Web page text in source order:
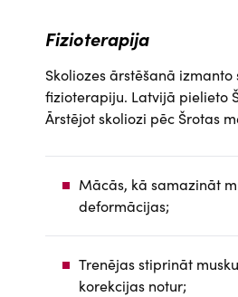
Fizioterapija
Skoliozes ārstēšanā izmanto
fizioterapiju. Latvijā pielieto
Ārstējot skoliozi pēc Šrotas
Mācās, kā samazināt
deformācijas;
Trenējas stiprināt
korekcijas notur;